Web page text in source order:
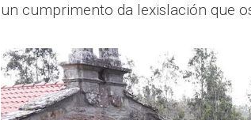
un cumprimento da lexislación que